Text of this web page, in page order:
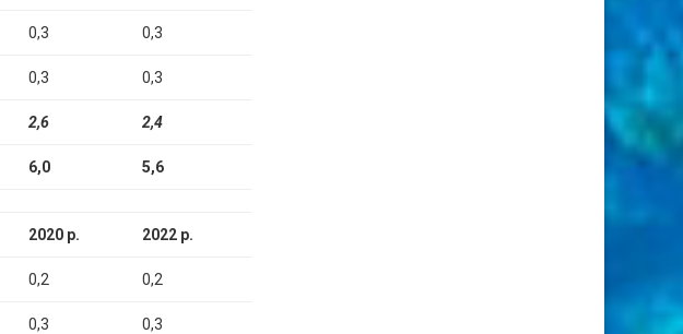
0,3 0,3
0,3 0,3
2,6 2,4
6,0 5,6
2020 р. 2022 р.
0,2 0,2
0,3 0,3